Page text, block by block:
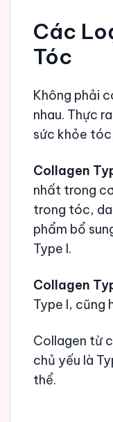
Các
Tóc
Không phải
nhau. Thực
sức khỏe
Collagen
nhất trong
trong tóc,
phẩm bổ
Type I.
Collagen
Type I, cũng
Collagen từ
chủ yếu là
thể.